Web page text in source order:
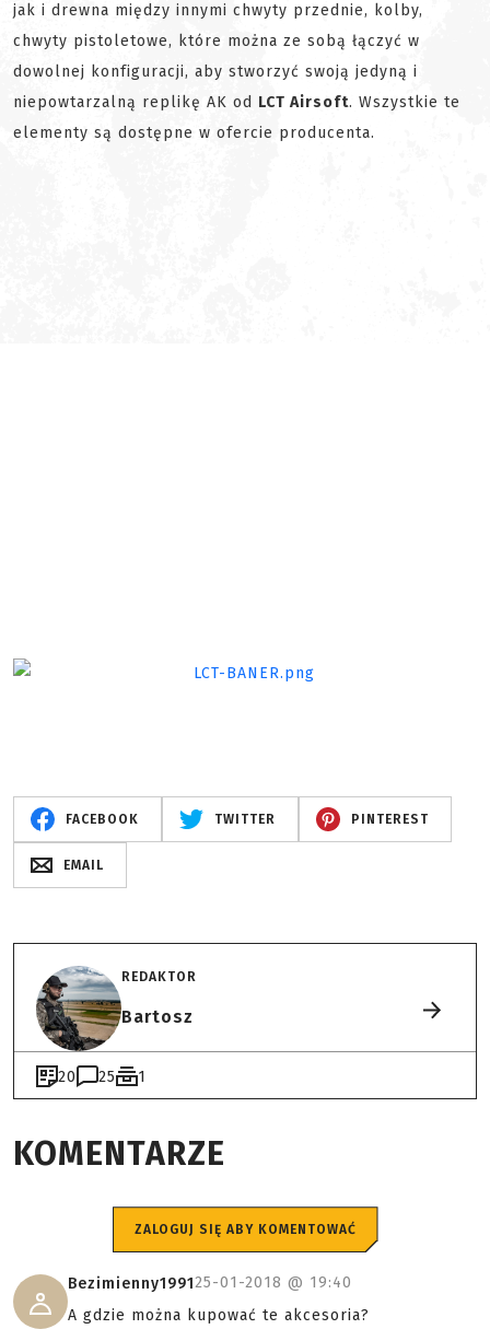
jak i drewna między innymi chwyty przednie, kolby,
chwyty pistoletowe, które można ze sobą łączyć w
dowolnej konfiguracji, aby stworzyć swoją jedyną i
niepowtarzalną replikę AK od LCT Airsoft. Wszystkie te
elementy są dostępne w ofercie producenta.
FACEBOOK TWITTER PINTEREST
EMAIL
REDAKTOR
Bartosz
20 25 1
KOMENTARZE
ZALOGUJ SIĘ ABY KOMENTOWAĆ
Bezimienny199125-01-2018 @ 19:40
A gdzie można kupować te akcesoria?